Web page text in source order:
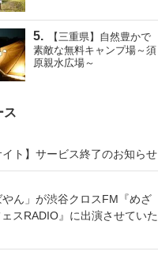
【三重県】自然豊かで
素敵な無料キャンプ場～須
原親水広場～
ス
イト】サービス終了のお知らせ
ん」が渋谷クロスFM『めざ
スRADIO』に出演させていた